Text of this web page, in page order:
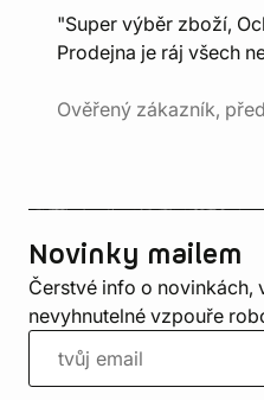
"Super výběr zboží,
Prodejna je ráj všech
Ověřený zákazník,
Novinky mailem
Čerstvé info o novinkách,
nevyhnutelné vzpouře